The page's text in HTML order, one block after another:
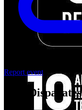
Report event
Tres Disparates